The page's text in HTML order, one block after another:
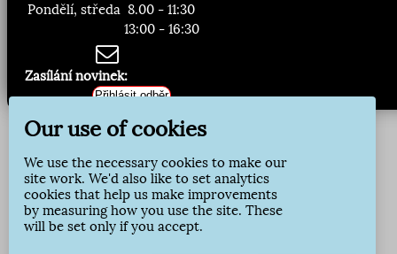
Pondělí, středa 8.00 - 11:30
13:00 - 16:30
Zasílání novinek:
Přihlásit odběr
Our use of cookies
We use the necessary cookies to make our
site work. We'd also like to set analytics
cookies that help us make improvements
by measuring how you use the site. These
will be set only if you accept.